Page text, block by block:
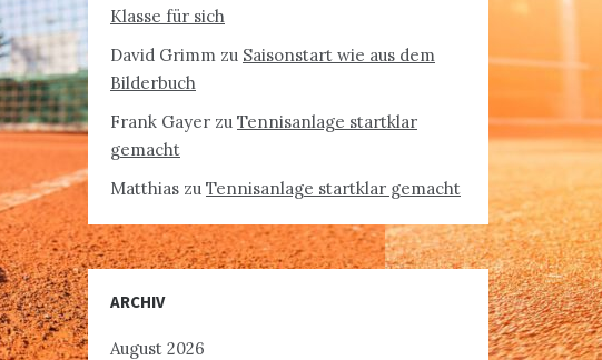
Klasse für sich
David Grimm zu Saisonstart wie aus dem
Bilderbuch
Frank Gayer zu Tennisanlage startklar
gemacht
Matthias zu Tennisanlage startklar gemacht
ARCHIV
August 2026